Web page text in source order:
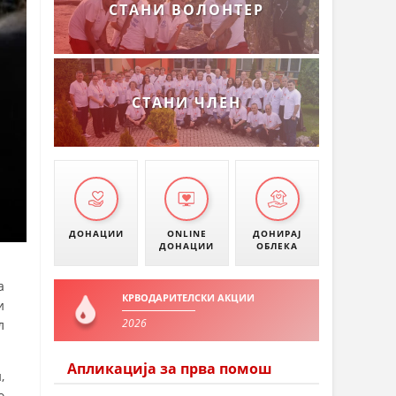
СТАНИ ВОЛОНТЕР
СТАНИ ЧЛЕН
ДОНАЦИИ
ONLINE
ДОНАЦИИ
ДОНИРАЈ
ОБЛЕКА
КРВОДАРИТЕЛСКИ АКЦИИ
2026
Апликација за прва помош